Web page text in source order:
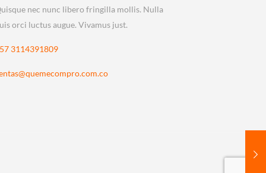
nec nunc libero fringilla mollis. Nulla
orci luctus augue. Vivamus just.
3114391809